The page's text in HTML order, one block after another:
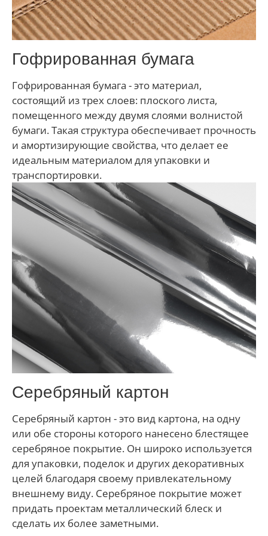
Гофрированная бумага
Гофрированная бумага - это материал,
состоящий из трех слоев: плоского листа,
помещенного между двумя слоями волнистой
бумаги. Такая структура обеспечивает прочность
и амортизирующие свойства, что делает ее
идеальным материалом для упаковки и
транспортировки.
Серебряный картон
Серебряный картон - это вид картона, на одну
или обе стороны которого нанесено блестящее
серебряное покрытие. Он широко используется
для упаковки, поделок и других декоративных
целей благодаря своему привлекательному
внешнему виду. Серебряное покрытие может
придать проектам металлический блеск и
сделать их более заметными.